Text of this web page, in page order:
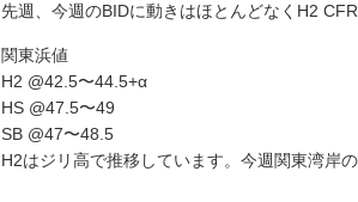
先週、今週のBIDに動きはほとんどなくH2
関東浜値
H2 @42.5〜44.5+α
HS @47.5〜49
SB @47〜48.5
H2はジリ高で推移しています。今週関東湾岸